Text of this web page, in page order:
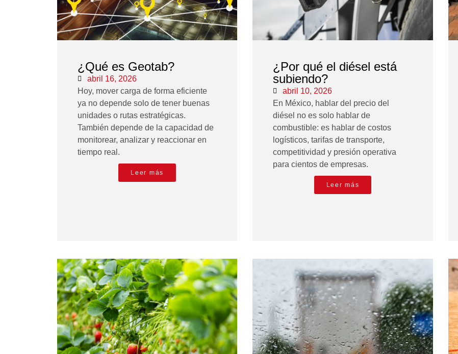
¿Qué es Geotab?
abril 16, 2026
Hoy, mover carga de forma eficiente
ya no depende solo de tener buenas
unidades o rutas estratégicas.
También depende de la capacidad de
monitorear, analizar y reaccionar en
tiempo real.
Leer más
¿Por qué el diésel está
subiendo?
abril 10, 2026
En México, hablar del precio del
diésel no es solo hablar de
combustible: es hablar de costos
logísticos, tarifas de transporte,
competitividad y presión operativa
para cientos de empresas.
Leer más